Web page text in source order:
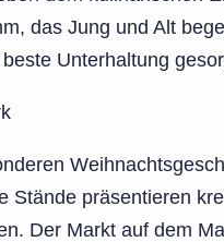
das Jung und Alt
Unterhaltung
Stände präsentieren
Der Markt auf dem